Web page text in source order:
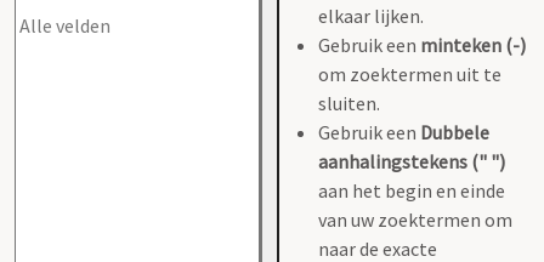
elkaar lijken.
Gebruik een minteken (-)
om zoektermen uit te
sluiten.
Gebruik een Dubbele
aanhalingstekens (" ")
aan het begin en einde
van uw zoektermen om
naar de exacte